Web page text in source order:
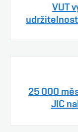
VUT
25 000
JIC